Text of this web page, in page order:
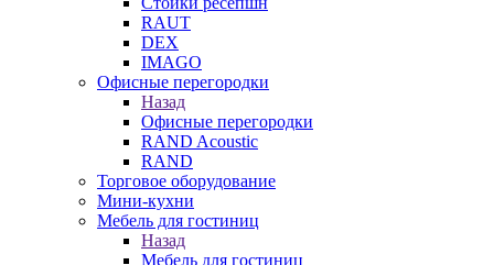
RAUT
DEX
IMAGO
Офисные перегородки
Назад
Офисные перегородки
RAND Acoustic
RAND
Торговое оборудование
Мини-кухни
Мебель для гостиниц
Назад
Мебель для гостиниц